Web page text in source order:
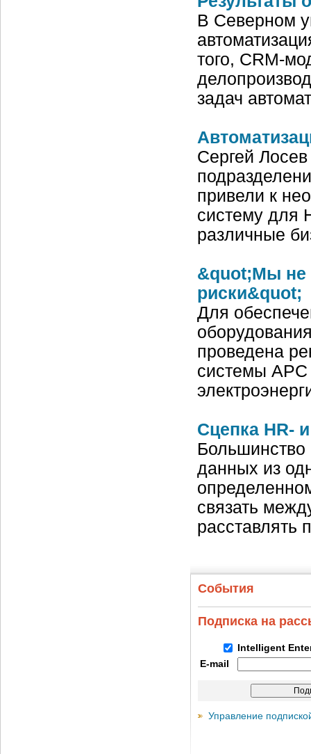
В Северном
того, CRM-
задач
Сергей
привели к
систему для
различные
&quot;Мы не
риски&quot;
Для
проведена
системы
Сцепка HR-
Большинство
данных из
связать
расставлять
События
Подписка на
Intelligent
E-mail
Управление